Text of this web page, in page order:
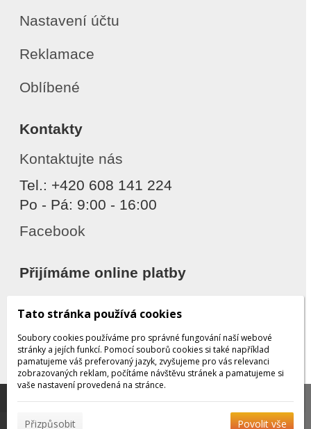
Nastavení účtu
Reklamace
Oblíbené
Kontakty
Kontaktujte nás
Tel.: +420 608 141 224
Po - Pá: 9:00 - 16:00
Facebook
Přijímáme online platby
Děkujeme za důvěru
pomáhají poskytovat služby. Používáním našich služeb
vyjadřujete souhlas s používáním souborů cookies.Více ✖
Tato stránka používá cookies
Soubory cookies používáme pro správné fungování naší webové
stránky a jejích funkcí. Pomocí souborů cookies si také například
pamatujeme váš preferovaný jazyk, zvyšujeme pro vás relevanci
zobrazovaných reklam, počítáme návštěvu stránek a pamatujeme si
vaše nastavení provedená na stránce.
Přizpůsobit Povolit vše